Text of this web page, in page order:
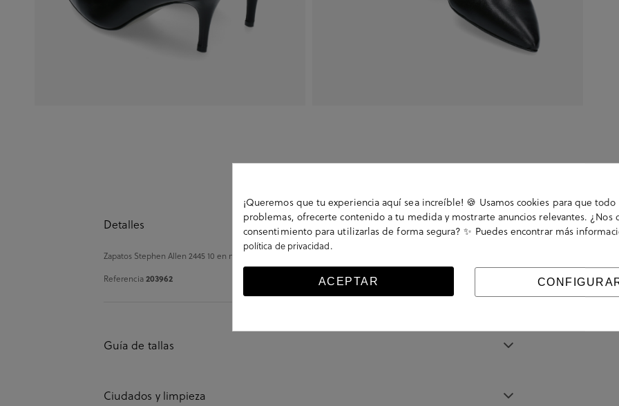
Detalles
Zapatos Stephen Allen 2445 10 en negro. Altura tacón 7cm. .. La plantilla no es extraible. Hecho en España.
Referencia203962
Guía de tallas
Ciudados y limpieza
¡Queremos que tu experiencia aquí sea increíble! 🍪 Usamos cookies para que
problemas, ofrecerte contenido a tu medida y mostrarte anuncios relevantes. ¿Nos
consentimiento para utilizarlas de forma segura? ✨ Puedes encontrar más
política de privacidad.
ACEPTAR